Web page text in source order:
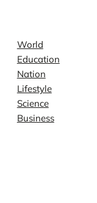
World
Education
Nation
Lifestyle
Science
Business